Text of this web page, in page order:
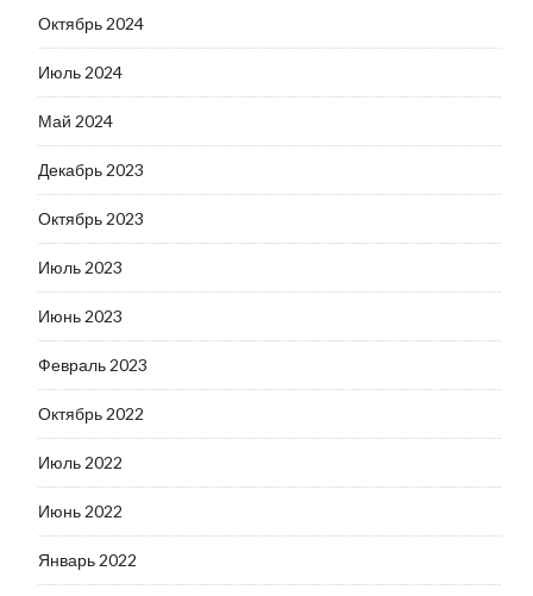
Октябрь 2024
Июль 2024
Май 2024
Декабрь 2023
Октябрь 2023
Июль 2023
Июнь 2023
Февраль 2023
Октябрь 2022
Июль 2022
Июнь 2022
Январь 2022